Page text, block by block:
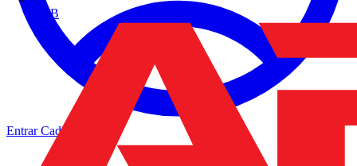
ABB
EntrarCadastrar